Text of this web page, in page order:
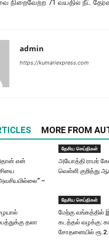
நிறைவேற்ற 71 வயதில் நீட்
admin
https://kumariexpress.com
MORE FROM
என்
–
தேசிய செய்திகள்
அயோத்தி ராமர்
வெள்ளி குறித்து
தலா
தேசிய செய்திகள்
மேற்கு வங்கத்தில்
கடத்தல் வழக்கு:
சோதனையில்